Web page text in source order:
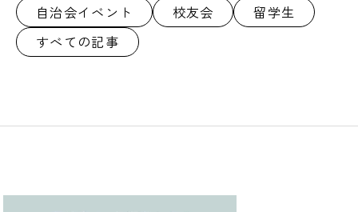
自治会イベント
校友会
留学生
すべての記事